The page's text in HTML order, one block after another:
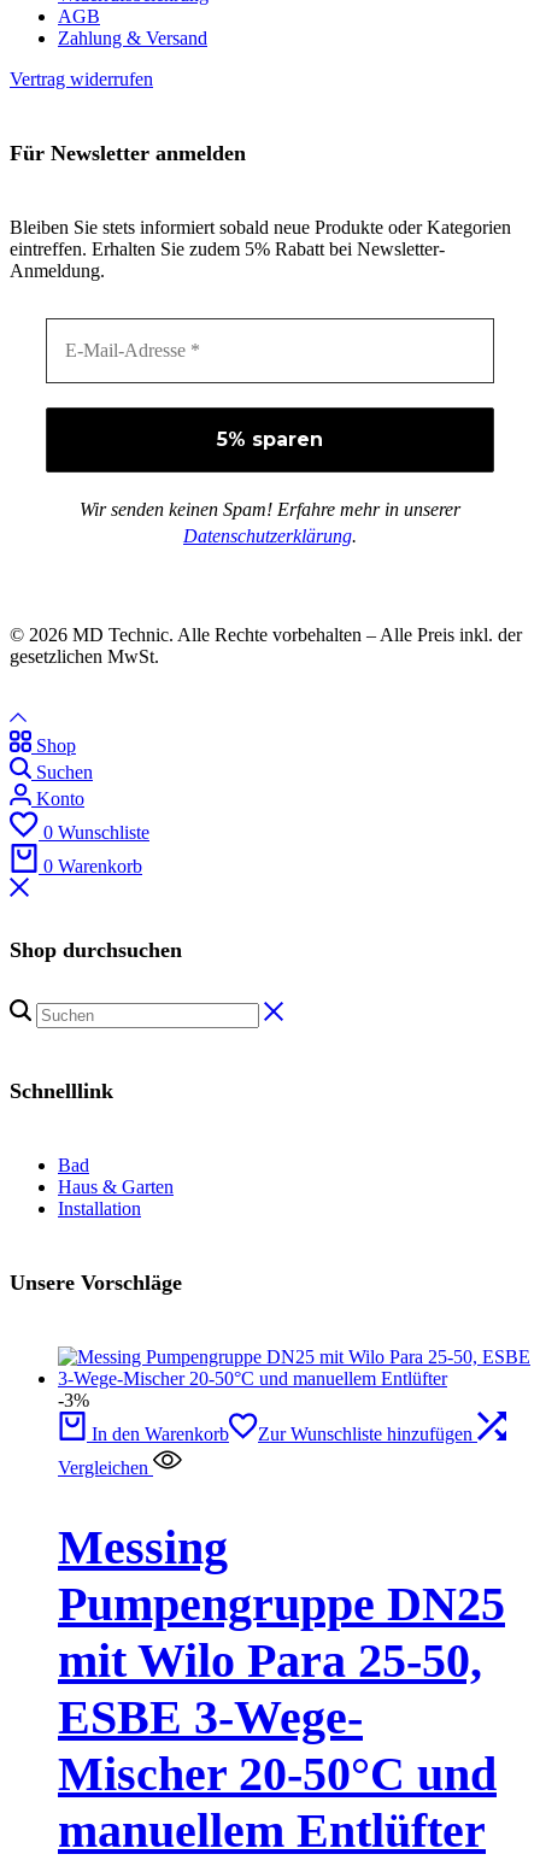
AGB
Zahlung & Versand
Vertrag widerrufen
Für Newsletter anmelden
Bleiben Sie stets informiert sobald neue Produkte oder Kategorien
eintreffen. Erhalten Sie zudem 5% Rabatt bei Newsletter-
Anmeldung.
Wir senden keinen Spam! Erfahre mehr in unserer
Datenschutzerklärung.
© 2026 MD Technic. Alle Rechte vorbehalten – Alle Preis inkl. der
gesetzlichen MwSt.
Shop
Suchen
Konto
0 Wunschliste
0 Warenkorb
Shop durchsuchen
Schnelllink
Bad
Haus & Garten
Installation
Unsere Vorschläge
-3%
In den Warenkorb
Zur Wunschliste hinzufügen
Vergleichen
Messing
Pumpengruppe DN25
mit Wilo Para 25-50,
ESBE 3-Wege-
Mischer 20-50°C und
manuellem Entlüfter